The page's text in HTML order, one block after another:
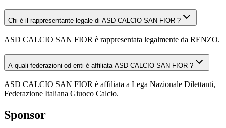
Chi è il rappresentante legale di ASD CALCIO SAN FIOR ?
ASD CALCIO SAN FIOR è rappresentata legalmente da RENZO.
A quali federazioni od enti è affiliata ASD CALCIO SAN FIOR ?
ASD CALCIO SAN FIOR è affiliata a Lega Nazionale Dilettanti,
Federazione Italiana Giuoco Calcio.
Sponsor